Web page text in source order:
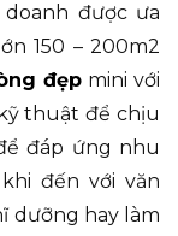
được ưa
150 – 200m2
đẹp mini với
thuật để chịu
đáp ứng nhu
đến với văn
dưỡng hay làm